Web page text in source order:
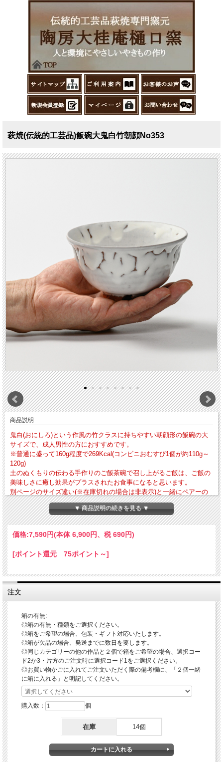
萩焼(伝統的工芸品)飯碗大鬼白竹朝顔No353
商品説明
鬼白(おにしろ)という作風の竹クラスに持ちやすい朝顔形の飯碗の大
サイズで、成人男性の方におすすめです。
※普通に盛って160g程度で269Kcal(コンビニおむすび1個が約110g～
120g)
土のぬくもりの伝わる手作りのご飯茶碗で召し上がるご飯は、ご飯の
美味しさに癒し効果がプラスされたお食事になると思います。
別ページのサイズ違い(※在庫切れの場合は非表示)と一緒にペアーの
贈り物になります。
・外寸法-径約124mm × 高さ約67mm・作品重量-約233g・満水容量-約320cc
・電子レンジ・食器洗浄乾燥機の使用OK 直火・ガスオーブンの使用はNG
当店では美味しいご飯を召し上がっていただくために、口当たり・持ちやすさ・手
のひらの治まり具合・安定感などを意識して飯碗を作っております。
◎ご飯がお茶碗にこびりつきにくくするためのワンポイント 萩焼は比較的こびり
つきにくいですが、萩焼の特性として吸水性がありますので、お水にくぐらせ拭い
てからご飯を盛られるとさらにこびりつきにくくなり、一層美味しくお召し上がり
◎ご飯茶碗での「萩の七化け※下記参照」
ご飯茶碗で萩焼の特徴をお楽しみいただくにはご飯だけですと時間がかかるかと思
いますので、時々、お茶漬けを召し上がるかお食事の時のお茶を入れていただけれ
ば思います。
「鬼白という作風」
伝統的工芸品萩焼の指定材料にある萩焼の基本となる「大道土」に赤土を混ぜ砂を
入れて水曳きし、乾燥させながら高台や高台脇を削り全体の形を整えしっかり乾燥
させて素焼きをし、稲刈りをした後のわらを燃やした灰が主原料のわら灰釉をたっ
ぷり掛け酸化焼成で本焼をします。
窯出しをして焼ヒビなどが無いかをしっかりチェックして完成となりますが、樋口
大桂がこの世界に入るきっかけとなりこの作風のお手本とした、三輪休和氏の抹茶
碗が雪が解け地肌が見えるようなしっとりとした風合いで、その縮みが多すぎても
少なすぎても納得のいく作品とはならず、 その出来栄えによって特・松・竹・梅
とランク分けをし価格もランクにより違いのある作風です。
▼ 商品説明の続きを見る ▼
価格:7,590円(本体 6,900円、税 690円)
[ポイント還元 75ポイント～]
注文
箱の有無:
◎箱の有無・種類をご選択ください。
◎箱をご希望の場合、包装・ギフト対応いたします。
◎箱が欠品の場合、発送までに数日を要します。
◎同じカテゴリーの他の作品と２個で箱をご希望の場合、選択コー
ド2か3・片方のご注文時に選択コード1をご選択ください。
◎お買い物かごに入れてご注文いただく際の備考欄に、「２個一緒
に箱に入れる」と明記してください。
購入数： 個
在庫 14個